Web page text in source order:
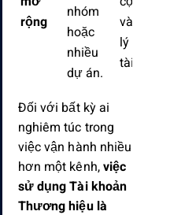
rộng
nhóm
hoặc
nhiều
dự án.
và quản
lý nhiều
tài sản.
Đối với bất kỳ ai
nghiêm túc trong
việc vận hành nhiều
hơn một kênh,việc
sử dụng Tài khoản
Thương hiệu là